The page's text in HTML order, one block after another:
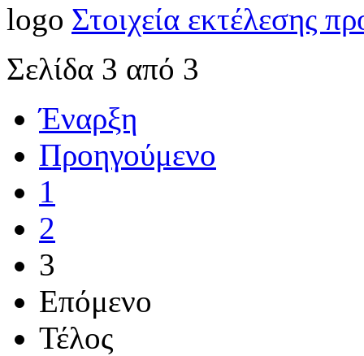
Στοιχεία εκτέλεσης
Σελίδα 3 από 3
Έναρξη
Προηγούμενο
1
2
3
Επόμενο
Τέλος